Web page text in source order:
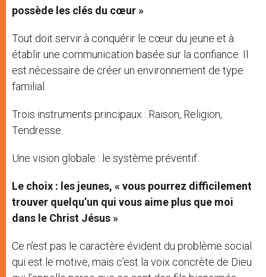
possède les clés du cœur »
Tout doit servir à conquérir le cœur du jeune et à
établir une communication basée sur la confiance. Il
est nécessaire de créer un environnement de type
familial.
Trois instruments principaux : Raison, Religion,
Tendresse.
Une vision globale : le système préventif.
Le choix : les jeunes, « vous pourrez difficilement
trouver quelqu’un qui vous aime plus que moi
dans le Christ Jésus »
Ce n’est pas le caractère évident du problème social
qui est le motive, mais c’est la voix concrète de Dieu